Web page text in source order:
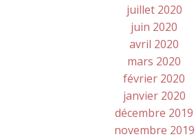
juillet 2020
juin 2020
avril 2020
mars 2020
février 2020
janvier 2020
décembre 2019
novembre 2019